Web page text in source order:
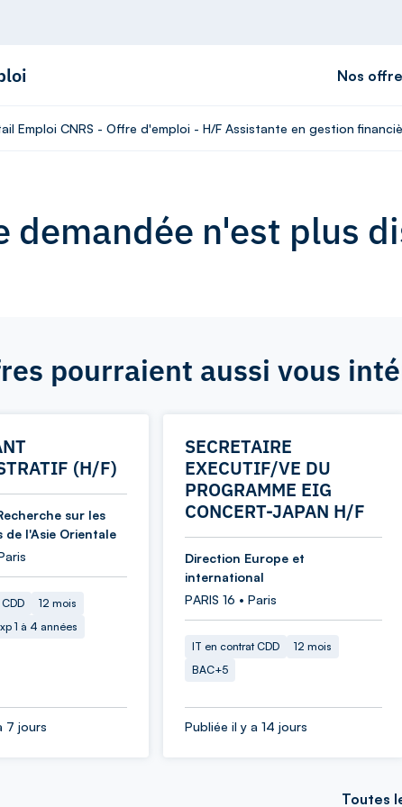
Nos
Emploi CNRS - Offre d'emploi - H/F Assistante en gestion
demandée n'est plus
pourraient aussi vous
(H/F)
sur les
de l'Asie Orientale
12 mois
1 à 4 années
7 jours
SECRETAIRE
EXECUTIF/VE DU
PROGRAMME EIG
CONCERT-JAPAN H/F
Direction Europe et
international
PARIS 16 • Paris
IT en contrat CDD
12 mois
BAC+5
Publiée il y a 14 jours
Toutes